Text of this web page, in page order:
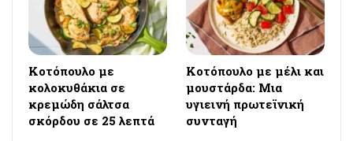
Κοτόπουλο με
κολοκυθάκια σε
κρεμώδη σάλτσα
σκόρδου σε 25 λεπτά
Κοτόπουλο με μέλι και
μουστάρδα: Μια
υγιεινή πρωτεϊνική
συνταγή